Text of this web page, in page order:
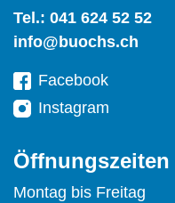
Tel.: 041 624 52 52
info@buochs.ch
Facebook
Instagram
Öffnungszeiten
Montag bis Freitag